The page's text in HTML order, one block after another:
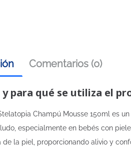
Comentarios (0)
y para qué se utiliza el
Champú Mousse 150ml es
especialmente en bebés con
de la piel, proporcionando alivio y